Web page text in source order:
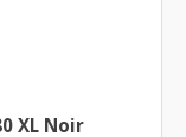
XL Noir